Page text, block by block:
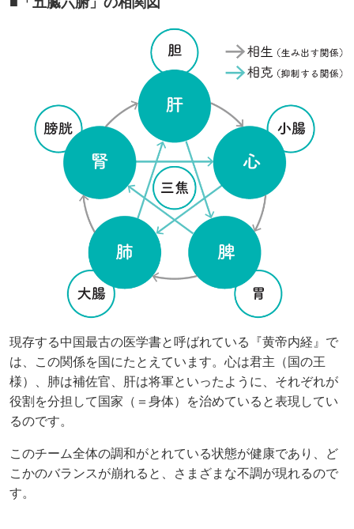
現存する中国最古の医学書と呼ばれている『黄帝内経』で
は、この関係を国にたとえています。心は君主（国の王
様）、肺は補佐官、肝は将軍といったように、それぞれが
役割を分担して国家（＝身体）を治めていると表現してい
るのです。
このチーム全体の調和がとれている状態が健康であり、ど
こかのバランスが崩れると、さまざまな不調が現れるので
す。